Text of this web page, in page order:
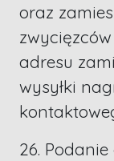
oraz
adresu
wysyłki
26.